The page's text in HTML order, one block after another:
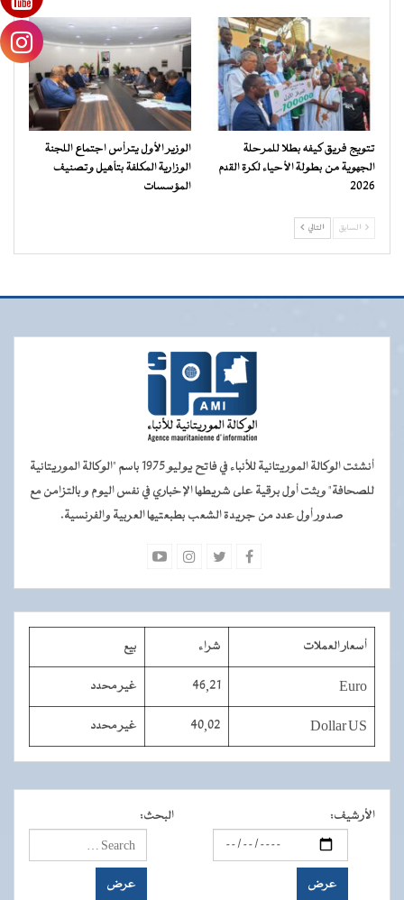
تتويج فريق كيفه بطلا للمرحلة
الجهوية من بطولة الأحياء لكرة القدم
2026
الوزير الأول يترأس اجتماع اللجنة
الوزارية المكلفة بتأهيل وتصنيف
المؤسسات
السابق التالي
أنشئت الوكالة الموريتانية للأنباء في فاتح يوليو 1975 باسم "الوكالة الموريتانية
للصحافة" وبثت أول برقية على شريطها الإخباري في نفس اليوم و بالتزامن مع
صدور أول عدد من جريدة الشعب بطبعتيها العربية والفرنسية.
أسعار العملات شراء بيع
Euro
46,21 غير محدد
Dollar US
40,02 غير محدد
الأرشيف: البحث: